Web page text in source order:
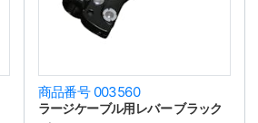
商品番号 003560
ラージケーブル用レバー ブラック